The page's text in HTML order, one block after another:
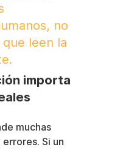
no
leen la
importa
muchas
Si un